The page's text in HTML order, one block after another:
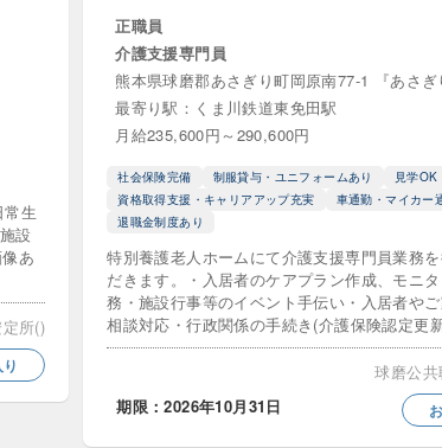
勤務 交代制
土日休み
夜勤専従・夜勤のみ
年間休日120日以上
生
設
あ
所()
正職員
介護支援専門員
熊本県球磨郡あさぎり町岡原南77-1 『あさぎ
最寄り駅：くま川鉄道東免田駅
月給235,600円～290,600円
社会保険完備 制服貸与・ユニフォームあり
見学OK
資格取得支援・キャリアアップ充実
車通勤・マイカー
退職金制度あり
特別養護老人ホームにて介護支援専門員業務
だきます。・入居者のケアプラン作成、モニ
務・施設行事等のイベント手伝い・入居者や
相談対応・行政関係の手続き(介護保険認定更
球磨公
期限：2026年10月31日